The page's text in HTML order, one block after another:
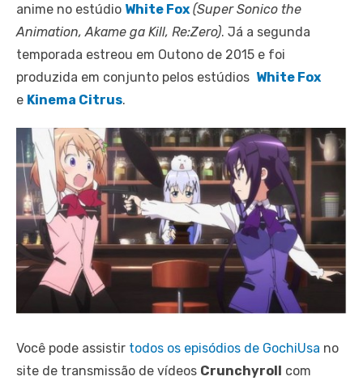
anime no estúdio White Fox (Super Sonico the
Animation, Akame ga Kill, Re:Zero). Já a segunda
temporada estreou em Outono de 2015 e foi
produzida em conjunto pelos estúdios White Fox
e Kinema Citrus.
Você pode assistir todos os episódios de GochiUsa no
site de transmissão de vídeos Crunchyroll
com